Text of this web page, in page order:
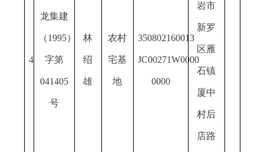
4
龙集建
（1995）
字第
041405
号
林
绍
雄
农村
宅基
地
350802160013
JC00271W0000
0000
岩市
新罗
区雁
石镇
厦中
村后
店路